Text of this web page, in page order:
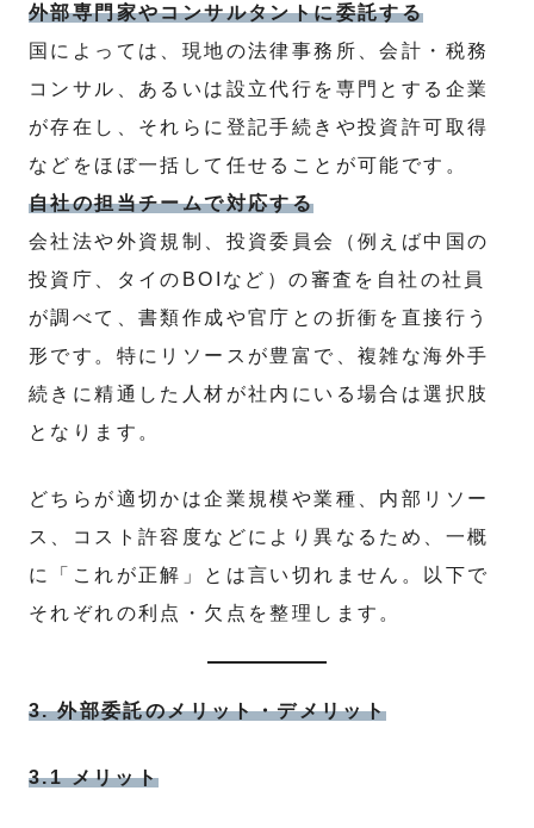
外部専門家やコンサルタントに委託する
国によっては、現地の法律事務所、会計・税務
コンサル、あるいは設立代行を専門とする企業
が存在し、それらに登記手続きや投資許可取得
などをほぼ一括して任せることが可能です。
自社の担当チームで対応する
会社法や外資規制、投資委員会（例えば中国の
投資庁、タイのBOIなど）の審査を自社の社員
が調べて、書類作成や官庁との折衝を直接行う
形です。特にリソースが豊富で、複雑な海外手
続きに精通した人材が社内にいる場合は選択肢
となります。
どちらが適切かは企業規模や業種、内部リソー
ス、コスト許容度などにより異なるため、一概
に「これが正解」とは言い切れません。以下で
それぞれの利点・欠点を整理します。
3. 外部委託のメリット・デメリット
3.1 メリット